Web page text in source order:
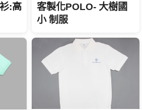
:高
客製化POLO- 大樹國
小 制服